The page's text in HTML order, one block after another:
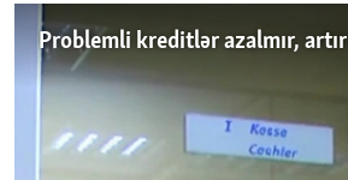
Problemli kreditlər azalmır, artır